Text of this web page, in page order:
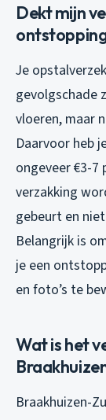
Dekt mijn
Je
gevolgschade
vloeren, maar
Daarvoor heb
ongeveer €3-
verzakking
gebeurt en
Belangrijk is
je een
en foto’s te
Wat is het
Braakhuizen-